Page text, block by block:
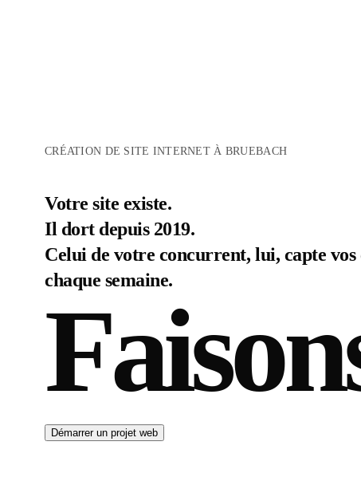
CRÉATION DE SITE INTERNET À BRUEBACH
Votre site existe.
Il dort depuis 2019.
Celui de votre concurrent, lui, capte
chaque semaine.
Démarrer un projet web